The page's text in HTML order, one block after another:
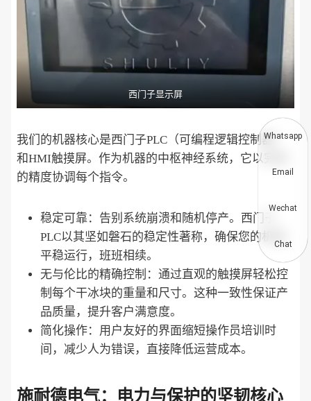
西门子显示屏
我们的机器核心是西门子PLC（可编程逻辑控制器）
和HMI触摸屏。作为机器的中枢神经系统，它以完美
的精度协调每个指令。
稳定可靠：告别系统崩溃和随机停产。西门子
PLC以其坚如磐石的稳定性著称，确保您的机器
平稳运行，班班相续。
无与伦比的精确控制：通过直观的触摸屏轻松控
制每个干冰块的重量和尺寸。这种一致性保证产
品质量，提升客户满意度。
简化操作：用户友好的界面缩短操作员培训时
间，减少人为错误，直接降低运营成本。
施耐德电气：电力与保护的坚韧核心
Whatsapp
Email
Wechat
Chat